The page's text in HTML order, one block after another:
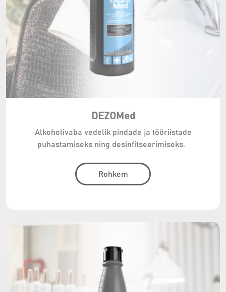
DEZOMed
Alkoholivaba vedelik pindade ja tööriistade
puhastamiseks ning desinfitseerimiseks.
Rohkem